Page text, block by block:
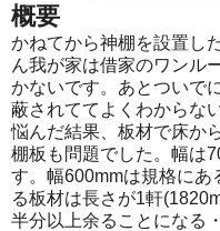
概要
かねてから神棚を設置し
ん我が家は借家のワンル
かないです。あとついで
蔽されててよくわからな
悩んだ結果、板材で床か
棚板も問題でした。幅は
す。幅600mmは規格にあ
る板材は長さが1軒
半分以上余ることになる